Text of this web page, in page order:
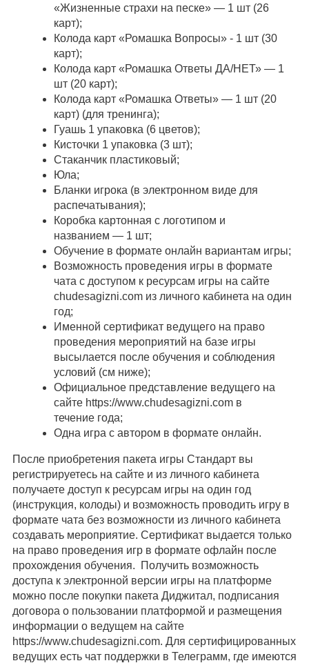
«Жизненные страхи на песке» — 1 шт (26
карт);
Колода карт «Ромашка Вопросы» - 1 шт (30
карт);
Колода карт «Ромашка Ответы ДА/НЕТ» — 1
шт (20 карт);
Колода карт «Ромашка Ответы» — 1 шт (20
карт) (для тренинга);
Гуашь 1 упаковка (6 цветов);
Кисточки 1 упаковка (3 шт);
Стаканчик пластиковый;
Юла;
Бланки игрока (в электронном виде для
распечатывания);
Коробка картонная с логотипом и
названием — 1 шт;
Обучение в формате онлайн вариантам игры;
Возможность проведения игры в формате
чата с доступом к ресурсам игры на сайте
chudesagizni.com из личного кабинета на один
год;
Именной сертификат ведущего на право
проведения мероприятий на базе игры
высылается после обучения и соблюдения
условий (см ниже);
Официальное представление ведущего на
сайте https://www.chudesagizni.com в
течение года;
Одна игра с автором в формате онлайн.
После приобретения пакета игры Стандарт вы
регистрируетесь на сайте и из личного кабинета
получаете доступ к ресурсам игры на один год
(инструкция, колоды) и возможность проводить игру в
формате чата без возможности из личного кабинета
создавать мероприятие. Сертификат выдается только
на право проведения игр в формате офлайн после
прохождения обучения. Получить возможность
доступа к электронной версии игры на платформе
можно после покупки пакета Диджитал, подписания
договора о пользовании платформой и размещения
информации о ведущем на сайте
https://www.chudesagizni.com. Для сертифицированных
ведущих есть чат поддержки в Телеграмм, где имеются